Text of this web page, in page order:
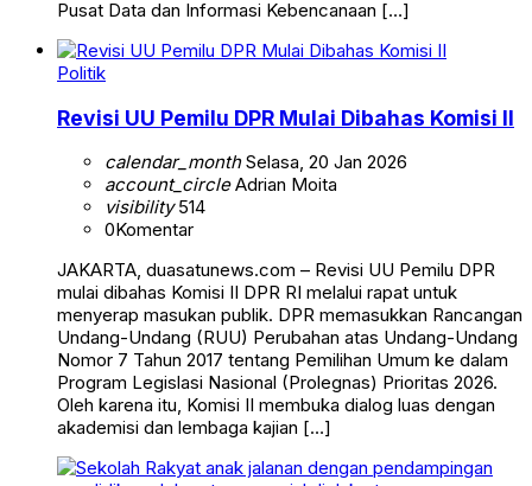
Pusat Data dan Informasi Kebencanaan […]
Politik
Revisi UU Pemilu DPR Mulai Dibahas Komisi II
calendar_monthSelasa, 20 Jan 2026
account_circleAdrian Moita
visibility514
0Komentar
JAKARTA, duasatunews.com – Revisi UU Pemilu DPR
mulai dibahas Komisi II DPR RI melalui rapat untuk
menyerap masukan publik. DPR memasukkan Rancangan
Undang-Undang (RUU) Perubahan atas Undang-Undang
Nomor 7 Tahun 2017 tentang Pemilihan Umum ke dalam
Program Legislasi Nasional (Prolegnas) Prioritas 2026.
Oleh karena itu, Komisi II membuka dialog luas dengan
akademisi dan lembaga kajian […]